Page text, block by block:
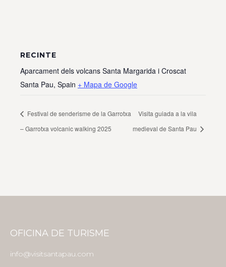
RECINTE
Aparcament dels volcans Santa Margarida i Croscat
Santa Pau, Spain + Mapa de Google
Festival de senderisme de la Garrotxa
– Garrotxa volcanic walking 2025
Visita guiada a la vila
medieval de Santa Pau
OFICINA DE TURISME
info@visitsantapau.com